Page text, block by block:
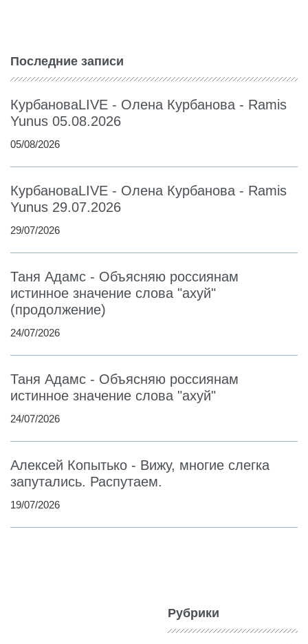
Последние записи
КурбановаLIVE - Олена Курбанова - Ramis
Yunus 05.08.2026
05/08/2026
КурбановаLIVE - Олена Курбанова - Ramis
Yunus 29.07.2026
29/07/2026
Таня Адамс - Объясняю россиянам
истинное значение слова "ахуй"
(продолжение)
24/07/2026
Таня Адамс - Объясняю россиянам
истинное значение слова "ахуй"
24/07/2026
Алексей Копытько - Вижу, многие слегка
запутались. Распутаем.
19/07/2026
Рубрики